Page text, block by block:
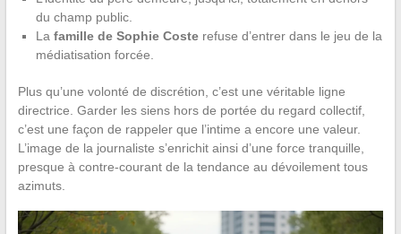
du champ public.
La famille de Sophie Costerefuse d’entrer dans le jeu de la
médiatisation forcée.
Plus qu’une volonté de discrétion, c’est une véritable ligne
directrice. Garder les siens hors de portée du regard collectif,
c’est une façon de rappeler que l’intime a encore une valeur.
L’image de la journaliste s’enrichit ainsi d’une force tranquille,
presque à contre-courant de la tendance au dévoilement tous
azimuts.